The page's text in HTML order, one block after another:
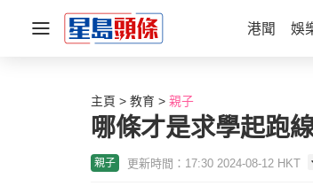
港聞 娛
主頁 教育 親子
哪條才是求學起跑
親子 更新時間：17:30 2024-08-12 HKT